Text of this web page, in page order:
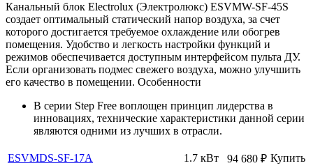
Канальный блок Electrolux (Электролюкс) ESVMW-SF-45S
создает оптимальный статический напор воздуха, за счет
которого достигается требуемое охлаждение или обогрев
помещения. Удобство и легкость настройки функций и
режимов обеспечивается доступным интерфейсом пульта ДУ.
Если организовать подмес свежего воздуха, можно улучшить
его качество в помещении. Особенности
В серии Step Free воплощен принцип лидерства в
инновациях, технические характеристики данной серии
являются одними из лучших в отрасли.
ESVMDS-SF-17A 1.7 кВт 94 680 ₽ Купить